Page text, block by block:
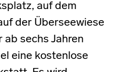
auf dem
der Überseewiese
sechs Jahren
eine kostenlose